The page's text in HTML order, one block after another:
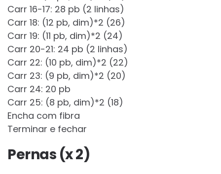
Carr 16-17: 28 pb (2 linhas)
Carr 18: (12 pb, dim)*2 (26)
Carr 19: (11 pb, dim)*2 (24)
Carr 20-21: 24 pb (2 linhas)
Carr 22: (10 pb, dim)*2 (22)
Carr 23: (9 pb, dim)*2 (20)
Carr 24: 20 pb
Carr 25: (8 pb, dim)*2 (18)
Encha com fibra
Terminar e fechar
Pernas (x 2)